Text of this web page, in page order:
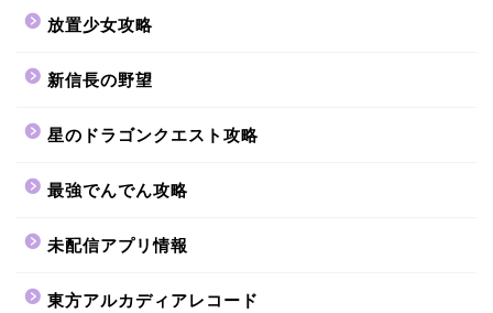
放置少女攻略
新信長の野望
星のドラゴンクエスト攻略
最強でんでん攻略
未配信アプリ情報
東方アルカディアレコード